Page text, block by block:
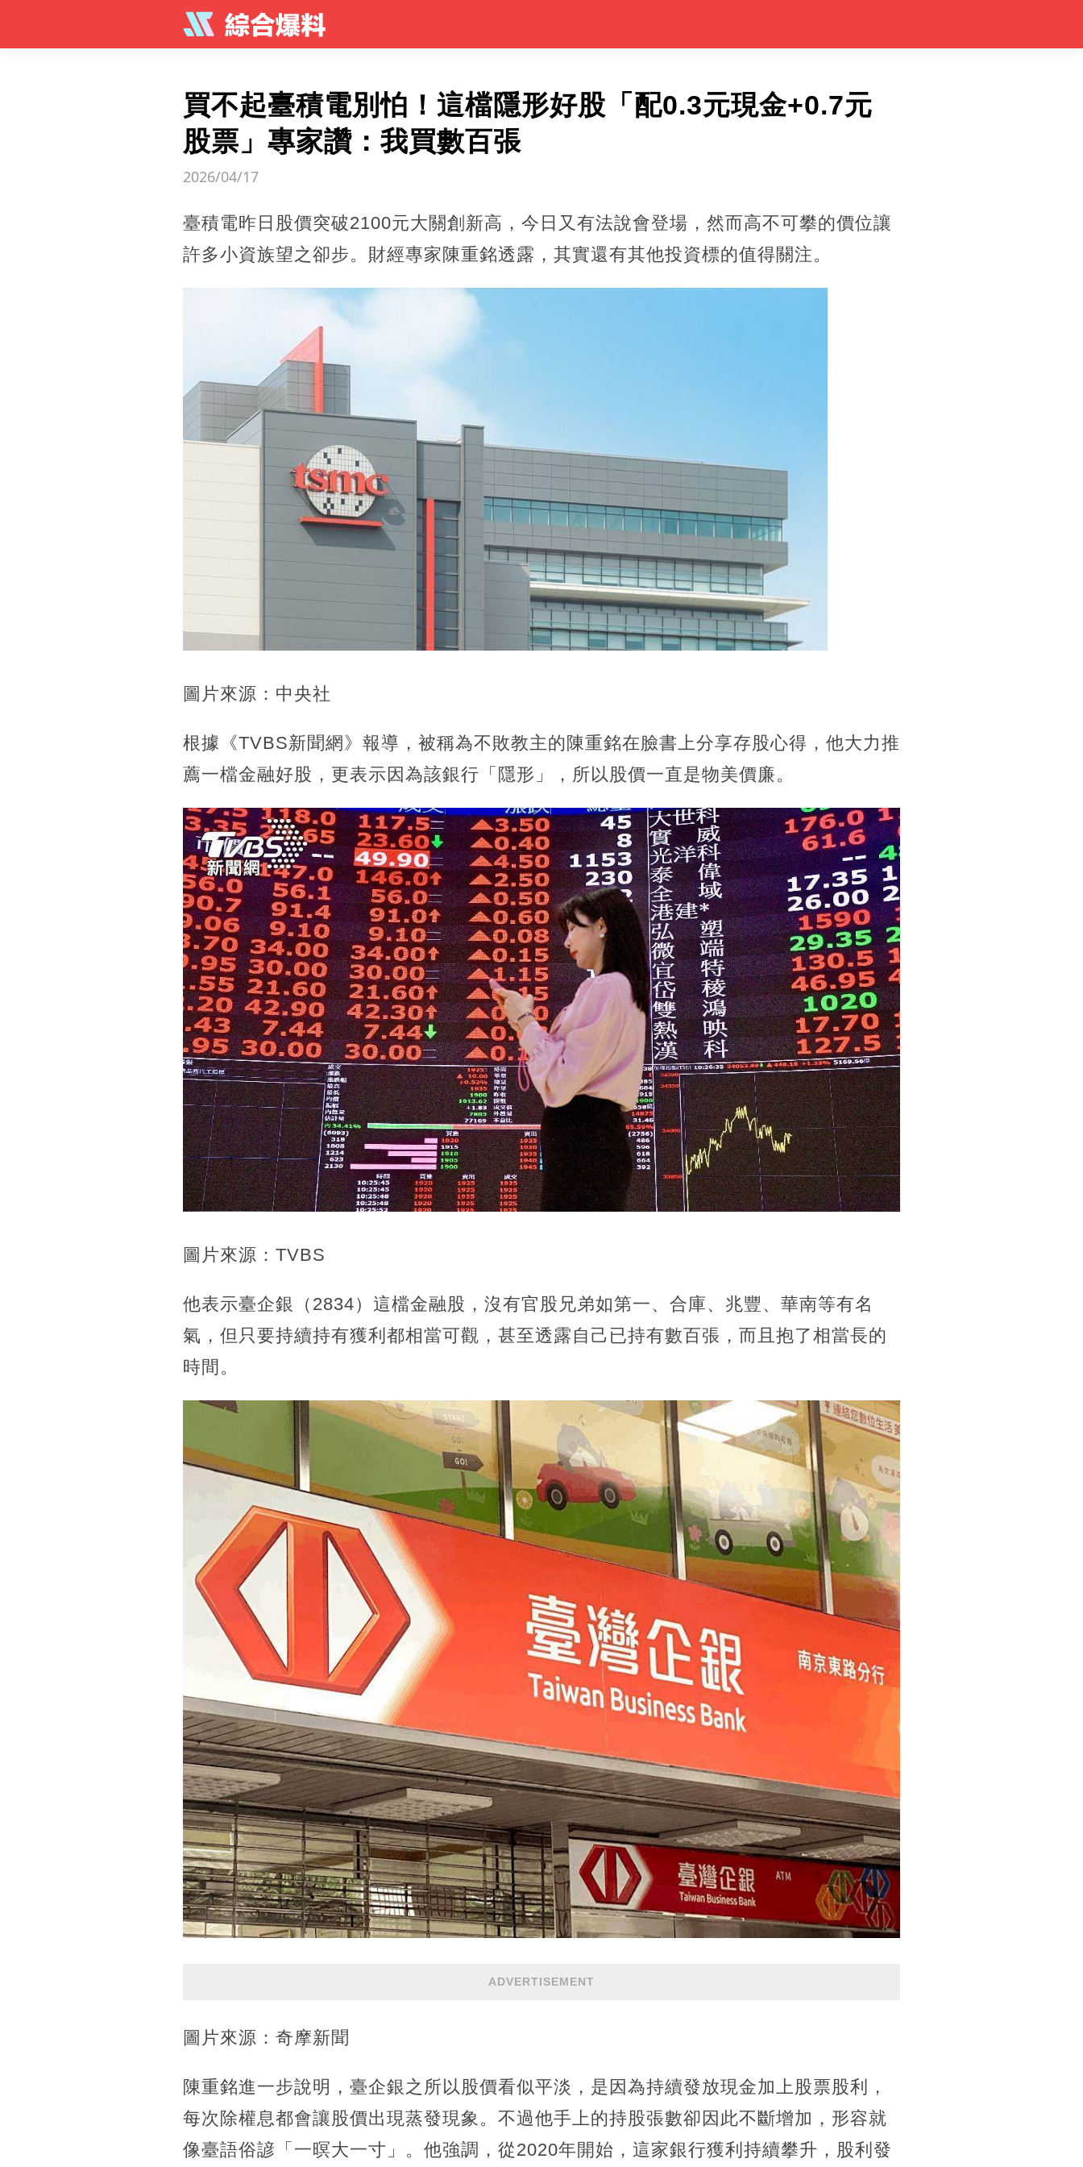
買不起臺積電別怕！這檔隱形好股「配0.3元現金+0.7元
股票」專家讚：我買數百張
2026/04/17
臺積電昨日股價突破2100元大關創新高，今日又有法說會登場，然而高不可攀的價位讓
許多小資族望之卻步。財經專家陳重銘透露，其實還有其他投資標的值得關注。
圖片來源：中央社
根據《TVBS新聞網》報導，被稱為不敗教主的陳重銘在臉書上分享存股心得，他大力推
薦一檔金融好股，更表示因為該銀行「隱形」，所以股價一直是物美價廉。
圖片來源：TVBS
他表示臺企銀（2834）這檔金融股，沒有官股兄弟如第一、合庫、兆豐、華南等有名
氣，但只要持續持有獲利都相當可觀，甚至透露自己已持有數百張，而且抱了相當長的
時間。
ADVERTISEMENT
圖片來源：奇摩新聞
陳重銘進一步說明，臺企銀之所以股價看似平淡，是因為持續發放現金加上股票股利，
每次除權息都會讓股價出現蒸發現象。不過他手上的持股張數卻因此不斷增加，形容就
像臺語俗諺「一暝大一寸」。他強調，從2020年開始，這家銀行獲利持續攀升，股利發